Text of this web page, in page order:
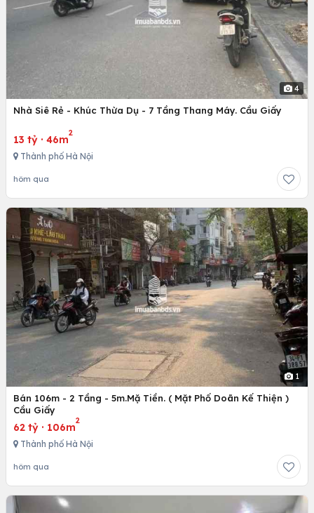
4
Nhà Siê Rẻ - Khúc Thừa Dụ - 7 Tầng Thang Máy. Cầu Giấy
13 tỷ · 46m
2
Thành phố Hà Nội
hôm qua
1
Bán 106m - 2 Tầng - 5m.Mặ Tiền. ( Mặt Phố Doãn Kế Thiện )
Cầu Giấy
62 tỷ · 106m
2
Thành phố Hà Nội
hôm qua